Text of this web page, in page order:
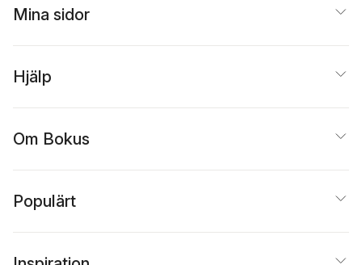
Mina sidor
Hjälp
Om Bokus
Populärt